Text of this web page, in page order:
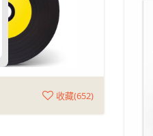
收藏(652)